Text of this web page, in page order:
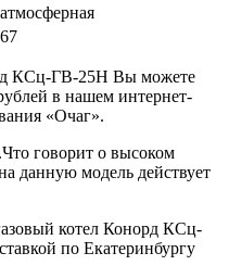
атмосферная
67
КСц-ГВ-25H Вы можете
в нашем интернет-
«Очаг».
говорит о высоком
данную модель действует
котел Конорд КСц-
по Екатеринбургу